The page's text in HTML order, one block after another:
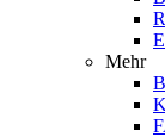
Mehr